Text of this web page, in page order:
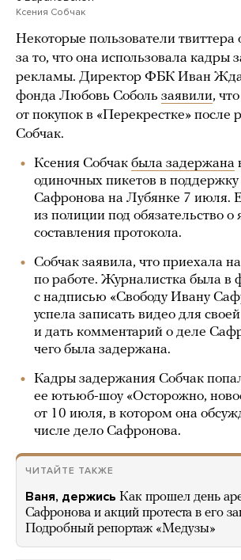
Ксения Собчак
Некоторые пользователи твиттера
за то, что она использовала кадры
рекламы. Директор ФБК Иван
фонда Любовь Соболь заявили,
от покупок в «Перекрестке» после
Собчак.
Ксения Собчак была задержана
одиночных пикетов в
Сафронова на Лубянке 7 июля.
из полиции под обязательство о
составления протокола.
Собчак заявила, что приехала
по работе. Журналистка была в
с надписью «Свободу Ивану
успела записать видео для
и дать комментарий о деле
чего была задержана.
Кадры задержания Собчак
ее ютьюб-шоу «Осторожно,
от 10 июля, в котором она
числе дело Сафронова.
ЧИТАЙТЕ ТАКЖЕ
Ваня, держись Как прошел день
Сафронова и акций протеста в его
Подробный репортаж «Медузы»